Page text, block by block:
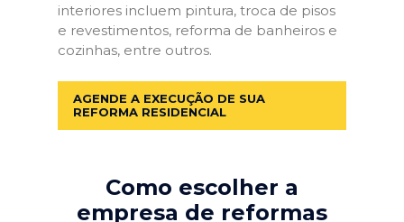
interiores incluem pintura, troca de pisos
e revestimentos, reforma de banheiros e
cozinhas, entre outros.
AGENDE A EXECUÇÃO DE SUA
REFORMA RESIDENCIAL
Como escolher a
empresa de reformas